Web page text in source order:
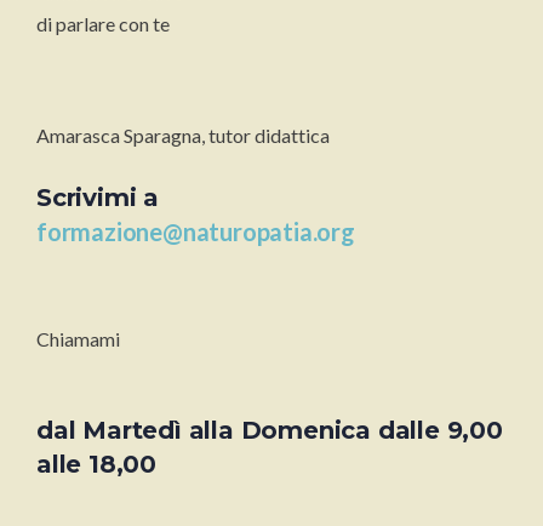
di parlare con te
Amarasca Sparagna, tutor didattica
Scrivimi a
formazione@naturopatia.org
Chiamami
dal Martedì alla Domenica dalle 9,00
alle 18,00